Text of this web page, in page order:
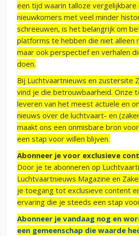
een tijd waarin talloze vergelijkbare
nieuwkomers met veel minder
schreeuwen, is het belangrijk om
platforms te hebben die niet alleen
maar ook perspectief en verhalen
doen.
Bij Luchtvaartnieuws en zustersite
vind je die betrouwbaarheid. Onze
leveren van het meest actuele en
nieuws over de luchtvaart- en
maakt ons een onmisbare bron
een stap voor willen blijven.
Abonneer je voor exclusieve
Door je te abonneren op
Luchtvaartnieuws Magazine en
je toegang tot exclusieve content
ervaring die je steeds een stap
Abonneer je vandaag nog en
een gemeenschap die waarde